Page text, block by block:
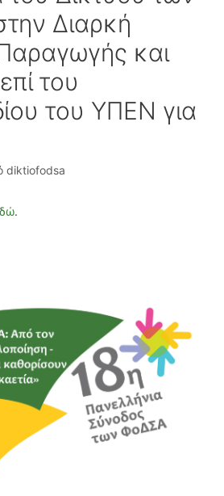
Διαρκή
και
του
του ΥΠΕΝ για
diktiofodsa
.